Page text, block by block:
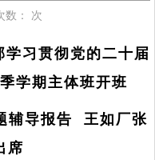
数： 次
习贯彻党的二十届
学期主体班开班
辅导报告 王如厂张
席